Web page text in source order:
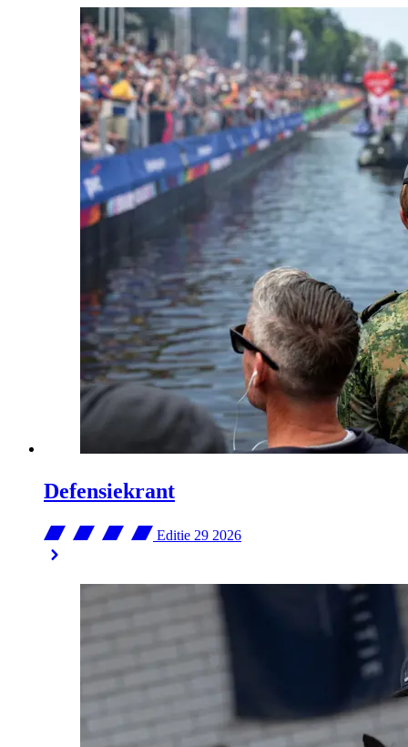
Defensiekrant
Editie 29 2026